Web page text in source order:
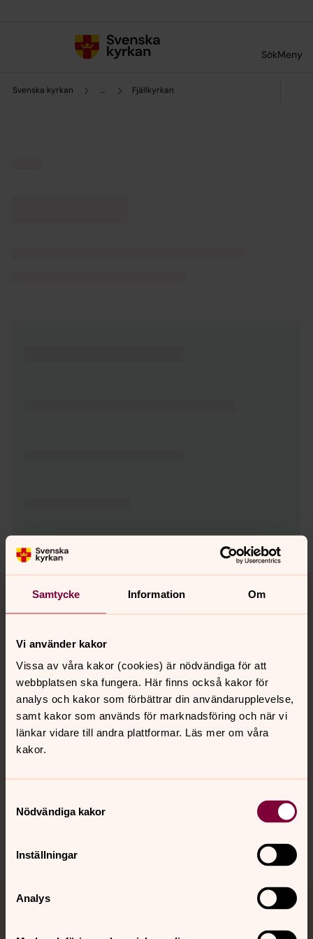
Samtycke Information Om
Vi använder kakor
Vissa av våra kakor (cookies) är nödvändiga för att
webbplatsen ska fungera. Här finns också kakor för
analys och kakor som förbättrar din användarupplevelse,
samt kakor som används för marknadsföring och när vi
länkar vidare till andra plattformar. Läs mer om våra
kakor.
Nödvändiga kakor
Inställningar
Analys
SökMeny
Svenska kyrkan ... Fjällkyrkan
Tillbaka till toppen
Tillbaka till innehållet
Kontakt
Kalender
Hitta snabbt
Sociala kanaler